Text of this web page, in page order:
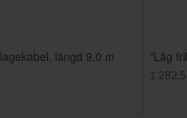
längd 9,0 m "Låg
1